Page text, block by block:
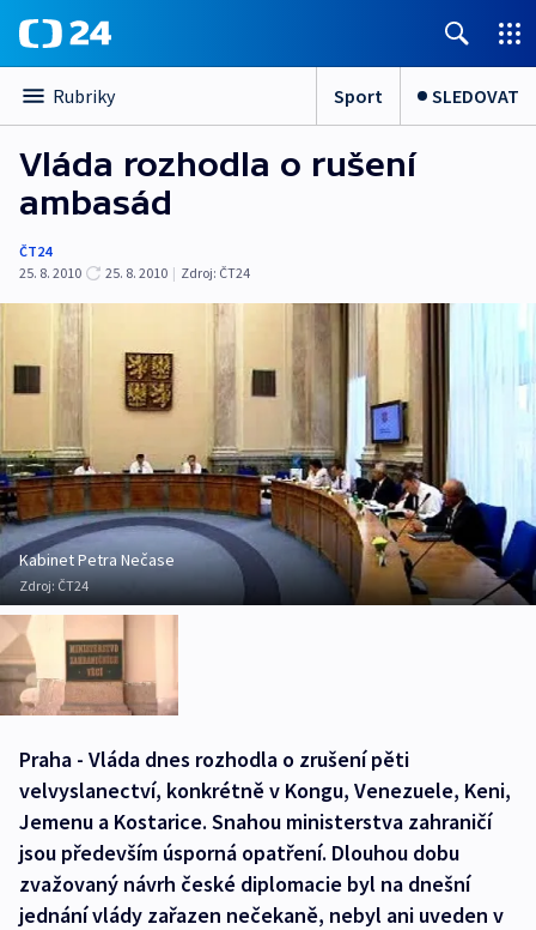
Rubriky Sport SLEDOVAT
Vláda rozhodla o rušení
ambasád
ČT24
25. 8. 2010
25. 8. 2010 | Zdroj: ČT24
Kabinet Petra Nečase
Zdroj:ČT24
Praha - Vláda dnes rozhodla o zrušení pěti
velvyslanectví, konkrétně v Kongu, Venezuele, Keni,
Jemenu a Kostarice. Snahou ministerstva zahraničí
jsou především úsporná opatření. Dlouhou dobu
zvažovaný návrh české diplomacie byl na dnešní
jednání vlády zařazen nečekaně, nebyl ani uveden v